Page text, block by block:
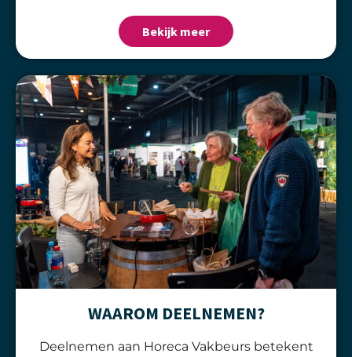
Bekijk meer
WAAROM DEELNEMEN?
Deelnemen aan Horeca Vakbeurs betekent